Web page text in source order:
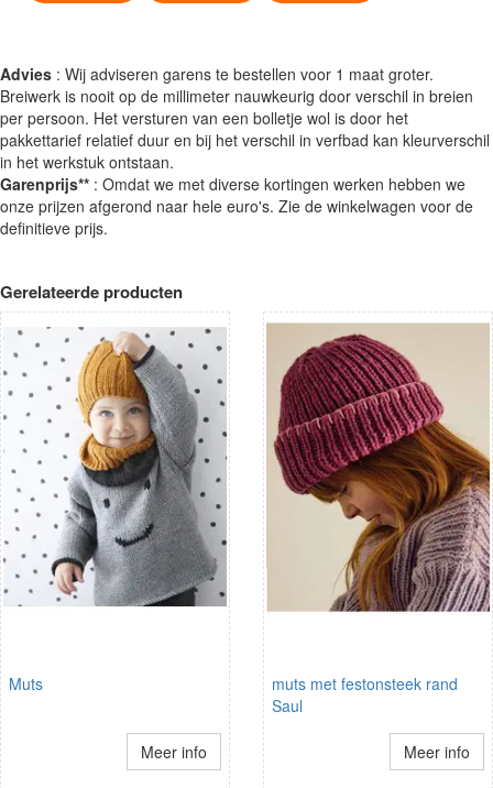
Advies : Wij adviseren garens te bestellen voor 1 maat groter.
Breiwerk is nooit op de millimeter nauwkeurig door verschil in breien
per persoon. Het versturen van een bolletje wol is door het
pakkettarief relatief duur en bij het verschil in verfbad kan kleurverschil
in het werkstuk ontstaan.
Garenprijs** : Omdat we met diverse kortingen werken hebben we
onze prijzen afgerond naar hele euro's. Zie de winkelwagen voor de
definitieve prijs.
Gerelateerde producten
Muts
Meer info
muts met festonsteek rand
Saul
Meer info